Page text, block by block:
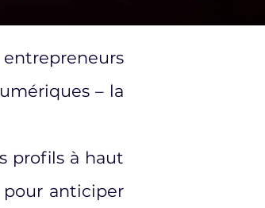
– la
profils à haut
pour anticiper